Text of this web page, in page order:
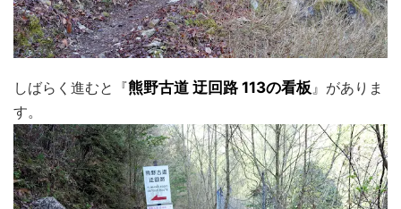
しばらく進むと『熊野古道 迂回路 113の看板』がありま
す。